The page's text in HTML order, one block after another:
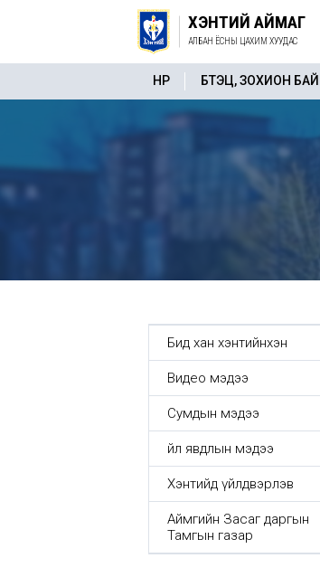
ХЭНТИЙ АЙМАГ
АЛБАН ЁСНЫ ЦАХИМ ХУУДАС
НҮҮР БҮТЭЦ, ЗОХИОН
Бид хан хэнтийнхэн
Видео мэдээ
Сумдын мэдээ
Үйл явдлын мэдээ
Хэнтийд үйлдвэрлэв
Аймгийн Засаг даргын
Тамгын газар